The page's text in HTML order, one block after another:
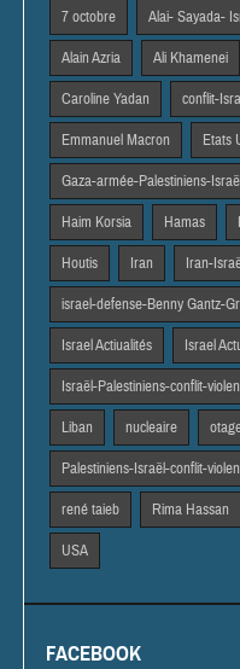
7 octobre Alai- Sayada-
Alain Azria Ali Khamenei
Caroline Yadan conflit-
Emmanuel Macron Etats
Gaza-armée-Palestiniens-
Haim Korsia Hamas
Houtis Iran Iran-
israel-defense-Benny Gantz-
Israel Actiualités Israel
Israël-Palestiniens-conflit-
Liban nucleaire
Palestiniens-Israël-conflit-
rené taieb Rima Hassan
USA
FACEBOOK